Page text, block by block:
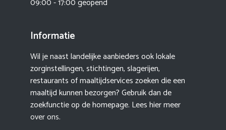
09:00 - 17:00 geopend
Informatie
Wil je naast landelijke aanbieders ook lokale
zorginstellingen, stichtingen, slagerijen,
restaurants of maaltijdservices zoeken die een
maaltijd kunnen bezorgen? Gebruik dan de
zoekfunctie op de homepage. Lees hier meer
over ons.